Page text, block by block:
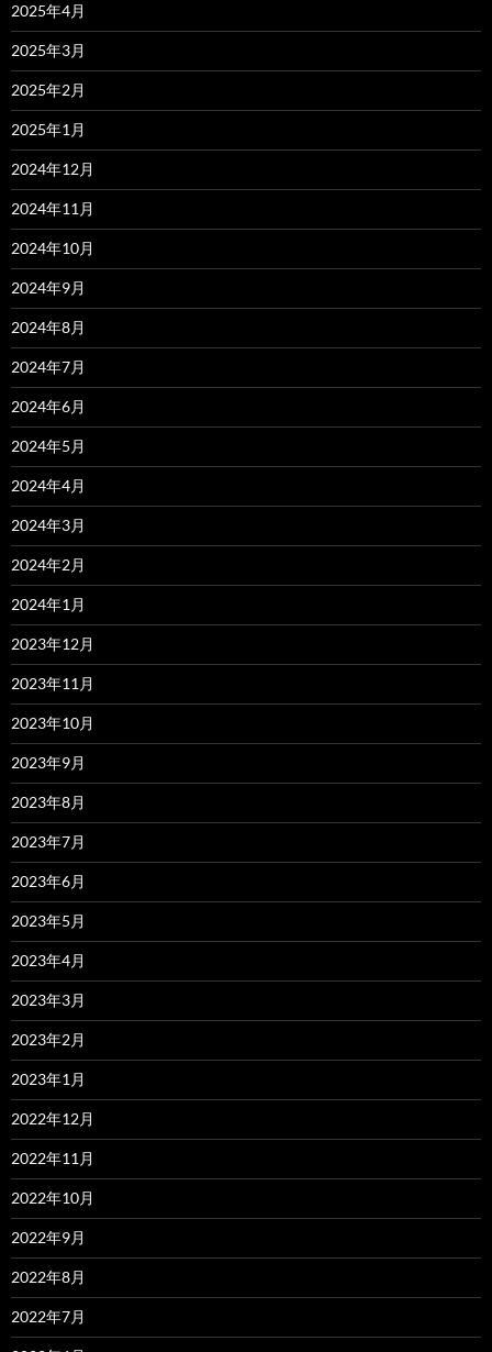
2025年4月
2025年3月
2025年2月
2025年1月
2024年12月
2024年11月
2024年10月
2024年9月
2024年8月
2024年7月
2024年6月
2024年5月
2024年4月
2024年3月
2024年2月
2024年1月
2023年12月
2023年11月
2023年10月
2023年9月
2023年8月
2023年7月
2023年6月
2023年5月
2023年4月
2023年3月
2023年2月
2023年1月
2022年12月
2022年11月
2022年10月
2022年9月
2022年8月
2022年7月